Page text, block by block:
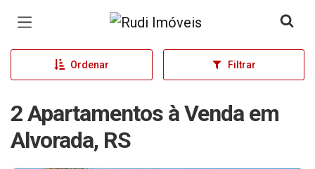
Página inicial
Ordenar Filtrar
2 Apartamentos à Venda em
Alvorada, RS